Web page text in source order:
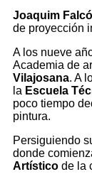
Joaquim Falcó
de proyección
A los nueve
Academia de
Vilajosana. A
la Escuela
poco tiempo
pintura.
Persiguiendo
donde
Artístico de la